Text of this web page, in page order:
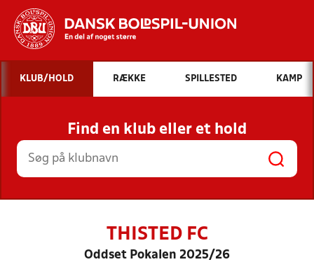
Hvad vil du søge efter?
INDHOLD OG NYHEDER
STILLINGER, RESULTATER, KLUBBER OG
HOLD
KLUB/HOLD RÆKKE SPILLESTED KAMP
Find en klub eller et hold
THISTED FC
Oddset Pokalen 2025/26